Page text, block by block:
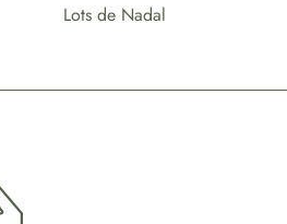
Lots de Nadal